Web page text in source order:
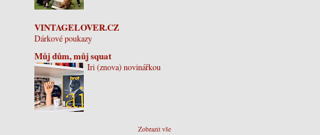
VINTAGELOVER.CZ
Dárkové poukazy
Můj dům, můj squat
Iri (znova) novinářkou
Zobrazit vše